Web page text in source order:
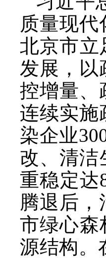
质量现
北京市立
发展，以
控增量、
连续实施
染企业
改、清洁
重稳定达
腾退后
市绿心森
源结构。